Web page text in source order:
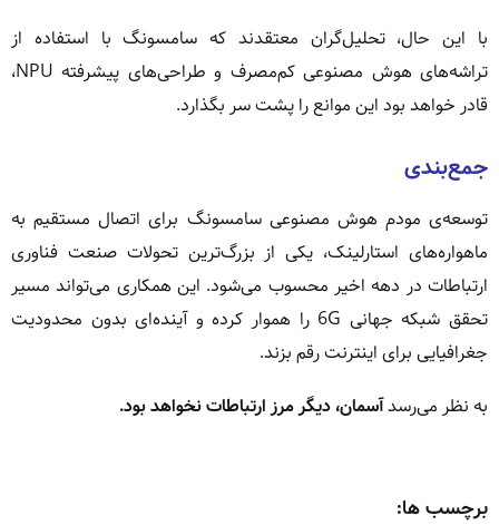
با این حال، تحلیل‌گران معتقدند که سامسونگ با استفاده از
تراشه‌های هوش مصنوعی کم‌مصرف و طراحی‌های پیشرفته NPU،
قادر خواهد بود این موانع را پشت سر بگذارد.
جمع‌بندی
توسعه‌ی مودم هوش مصنوعی سامسونگ برای اتصال مستقیم به
ماهواره‌های استارلینک، یکی از بزرگ‌ترین تحولات صنعت فناوری
ارتباطات در دهه اخیر محسوب می‌شود. این همکاری می‌تواند مسیر
تحقق شبکه جهانی 6G را هموار کرده و آینده‌ای بدون محدودیت
جغرافیایی برای اینترنت رقم بزند.
به نظر می‌رسدآسمان، دیگر مرز ارتباطات نخواهد بود.
برچسب ها: